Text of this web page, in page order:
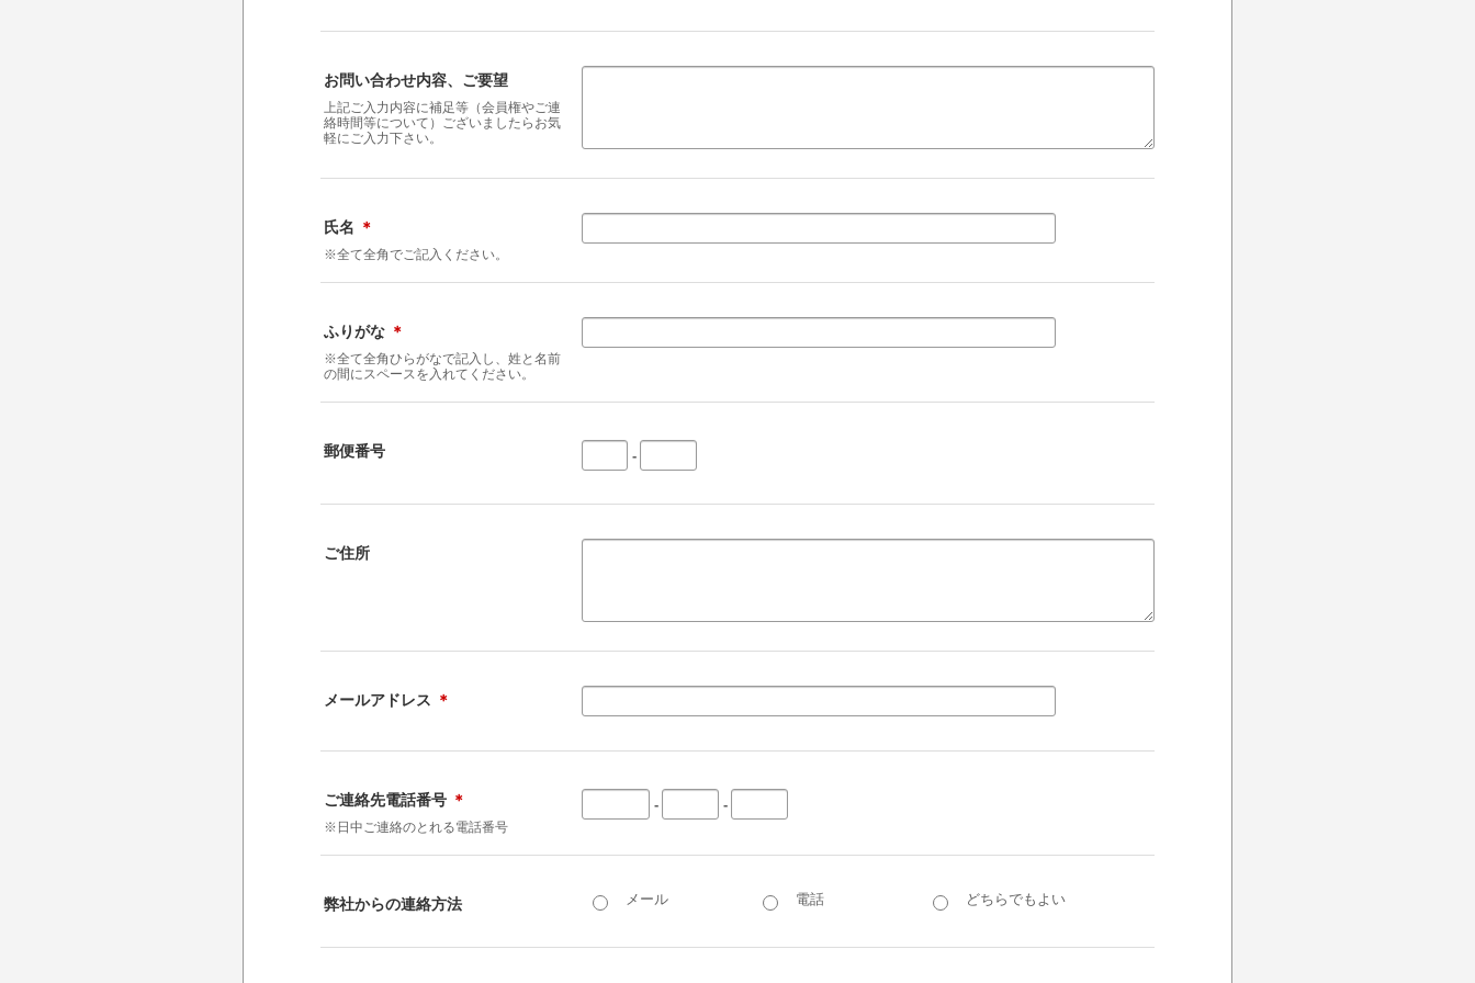
お問い合わせ内容、ご要望
上記ご入力内容に補足等（会員権やご連
絡時間等について）ございましたらお気
軽にご入力下さい。
氏名 ＊
※全て全角でご記入ください。
ふりがな ＊
※全て全角ひらがなで記入し、姓と名前
の間にスペースを入れてください。
郵便番号 -
ご住所
メールアドレス ＊
ご連絡先電話番号 ＊
※日中ご連絡のとれる電話番号
- -
弊社からの連絡方法 メール 電話 どちらでもよい